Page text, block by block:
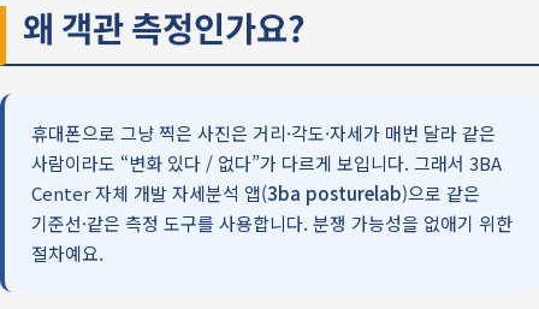
왜 객관 측정인가요?
휴대폰으로 그냥 찍은 사진은 거리·각도·자세가 매번 달라 같은
사람이라도 “변화 있다 / 없다”가 다르게 보입니다. 그래서 3BA
Center 자체 개발 자세분석 앱(3ba posturelab)으로 같은
기준선·같은 측정 도구를 사용합니다. 분쟁 가능성을 없애기 위한
절차예요.